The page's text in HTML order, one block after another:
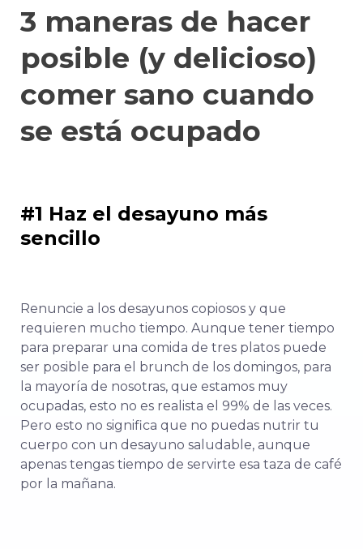
3 maneras de hacer
posible (y delicioso)
comer sano cuando
se está ocupado
#1 Haz el desayuno más
sencillo
Renuncie a los desayunos copiosos y que
requieren mucho tiempo. Aunque tener tiempo
para preparar una comida de tres platos puede
ser posible para el brunch de los domingos, para
la mayoría de nosotras, que estamos muy
ocupadas, esto no es realista el 99% de las veces.
Pero esto no significa que no puedas nutrir tu
cuerpo con un desayuno saludable, aunque
apenas tengas tiempo de servirte esa taza de café
por la mañana.